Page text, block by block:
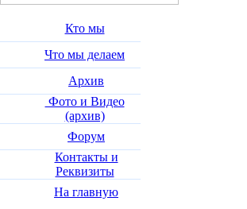
Кто мы
Что мы делаем
Архив
Фото и Видео
(архив)
Форум
Контакты и
Реквизиты
На главную